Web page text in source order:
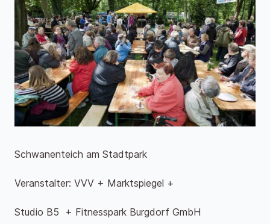
Schwanenteich am Stadtpark
Veranstalter: VVV + Marktspiegel +
Studio B5 + Fitnesspark Burgdorf GmbH